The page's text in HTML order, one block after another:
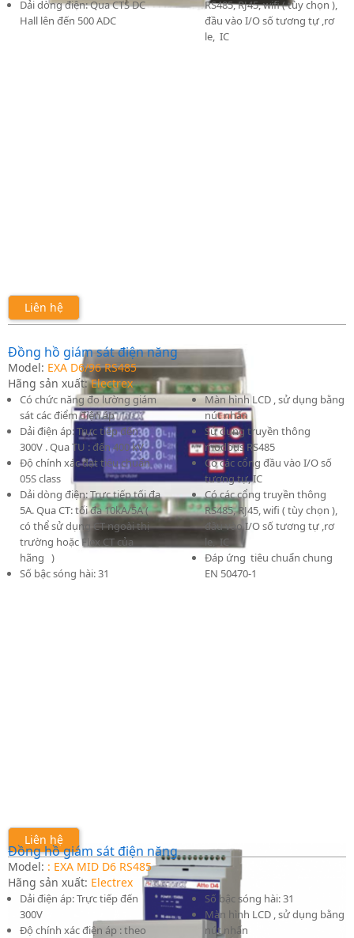
Dải dòng điện: Qua CTS DC
Hall lên đến 500 ADC
RS485, RJ45, wifi ( tùy chọn ),
đầu vào I/O số tương tự ,rơ
le, IC
Liên hệ
Đồng hồ giám sát điện năng
Model: EXA D6/96 RS485
Hãng sản xuất:Electrex
Có chức năng đo lường giám
sát các điểm điện áp
Dải điện áp: Trực tiếp đến
300V . Qua TU : đến 400 kV
Độ chính xác đạt tiêu chuẩn
05S class
Dải dòng điện: Trực tiếp tối đa
5A. Qua CT: tối đa 10kA/5A (
có thể sử dụng CT ngoài thị
trường hoặc Flex CT của
hãng )
Số bậc sóng hài: 31
Màn hình LCD , sử dụng bằng
nút nhấn
Sử dụng truyền thông
modbus RS485
Có các cổng đầu vào I/O số
tương tự, IC
Có các cổng truyền thông
RS485, RJ45, wifi ( tùy chọn ),
đầu vào I/O số tương tự ,rơ
le, IC
Đáp ứng tiêu chuẩn chung
EN 50470-1
Liên hệ
Đồng hồ giám sát điện năng
Model: : EXA MID D6 RS485
Hãng sản xuất: Electrex
Dải điện áp: Trực tiếp đến
300V
Độ chính xác điện áp : theo
Số bậc sóng hài: 31
Màn hình LCD , sử dụng bằng
nút nhấn